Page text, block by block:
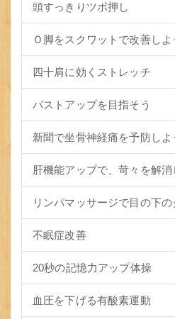
頭すっきりツボ押し
Ｏ脚をスクワットで改善しよ
四十肩に効くストレッチ
バストアップを目指そう
新聞で坐骨神経痛を予防しよ
肝機能アップで、苛々を解消
リンパマッサージで目の下の
不眠症改善
20秒の記憶力アップ体操
血圧を下げる有酸素運動